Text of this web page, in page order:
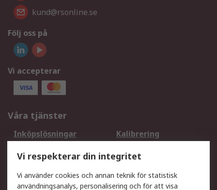
kund@rsonline.se
Följ oss på
Vi accepterar
Våra tjänster
Inköpslösningar
Kalibrering
DesignSpark
Teknisk Support
Ditt lokala säljteam
Exportlösningar
Vi respekterar din integritet
Vi använder cookies och annan teknik för statistisk
användningsanalys, personalisering och för att visa